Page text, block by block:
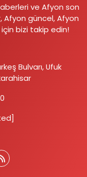
ve Afyon son
Afyon güncel, Afyon
bizi takip edin!
Bulvarı, Ufuk